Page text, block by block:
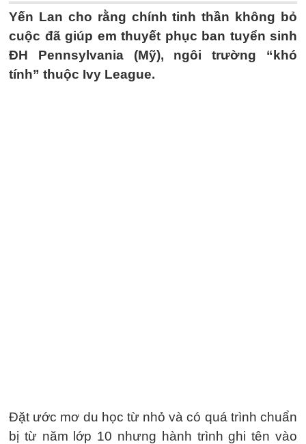
Yến Lan cho rằng chính tinh thần không bỏ
cuộc đã giúp em thuyết phục ban tuyển sinh
ĐH Pennsylvania (Mỹ), ngôi trường “khó
tính” thuộc Ivy League.
Đặt ước mơ du học từ nhỏ và có quá trình chuẩn
bị từ năm lớp 10 nhưng hành trình ghi tên vào